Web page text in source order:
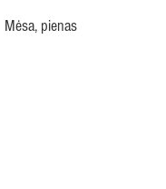
Mėsa, pienas